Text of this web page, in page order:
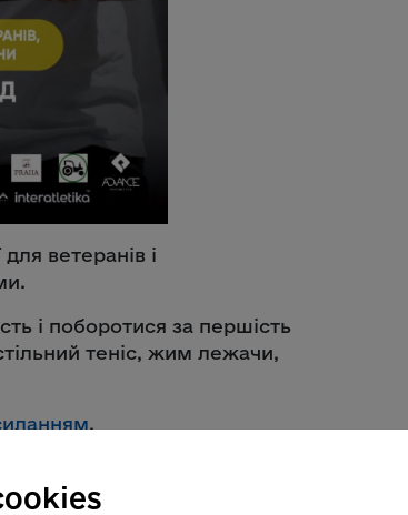
ветеранів і
і поборотися за першість
теніс, жим лежачи,
.
проживанням.
70 16.